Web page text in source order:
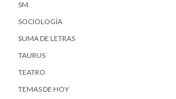
SM
SOCIOLOGÍA
SUMA DE LETRAS
TAURUS
TEATRO
TEMAS DE HOY